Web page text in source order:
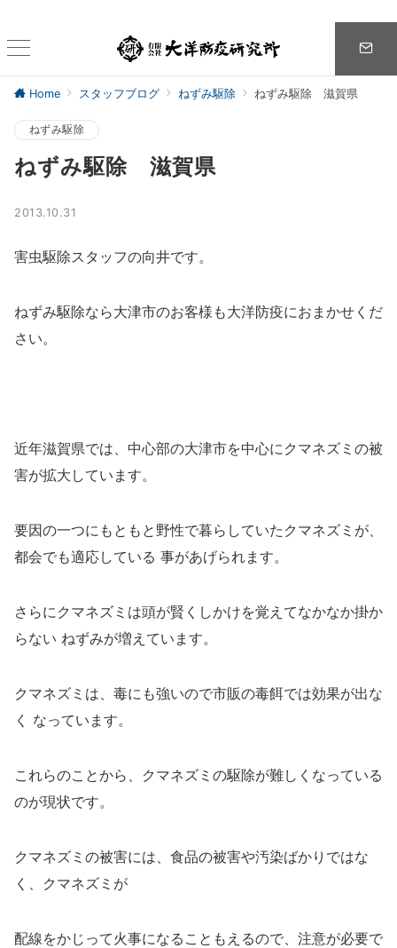
Home スタッフブログ ねずみ駆除 ねずみ駆除 滋賀県
ねずみ駆除
ねずみ駆除 滋賀県
2013.10.31
害虫駆除スタッフの向井です。
ねずみ駆除なら大津市のお客様も大洋防疫におまかせくだ
さい。
近年滋賀県では、中心部の大津市を中心にクマネズミの被
害が拡大しています。
要因の一つにもともと野性で暮らしていたクマネズミが、
都会でも適応している 事があげられます。
さらにクマネズミは頭が賢くしかけを覚えてなかなか掛か
らない ねずみが増えています。
クマネズミは、毒にも強いので市販の毒餌では効果が出な
く なっています。
これらのことから、クマネズミの駆除が難しくなっている
のが現状です。
クマネズミの被害には、食品の被害や汚染ばかりではな
く、クマネズミが
配線をかじって火事になることもえるので、注意が必要で